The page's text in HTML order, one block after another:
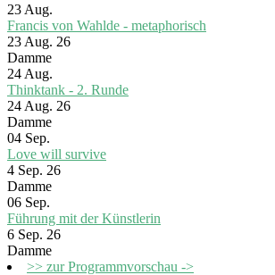
23 Aug.
Francis von Wahlde - metaphorisch
23 Aug. 26
Damme
24 Aug.
Thinktank - 2. Runde
24 Aug. 26
Damme
04 Sep.
Love will survive
4 Sep. 26
Damme
06 Sep.
Führung mit der Künstlerin
6 Sep. 26
Damme
>> zur Programmvorschau ->